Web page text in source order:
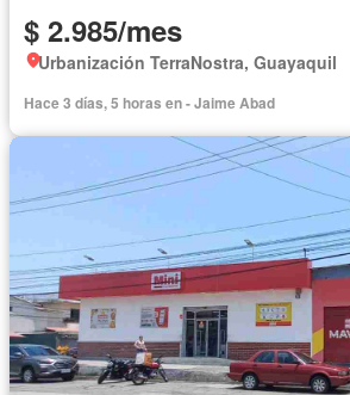
$ 2.985/mes
Urbanización TerraNostra, Guayaquil
Hace 3 días, 5 horas en - Jaime Abad